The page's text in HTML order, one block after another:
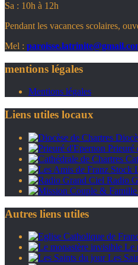
Sa : 10h à 12h
Pendant les vacances scolaires,
Mel :
mentions légales
Mentions légales
Liens utiles locaux
Prieuré
Radio
Autres liens utiles
Le
Les